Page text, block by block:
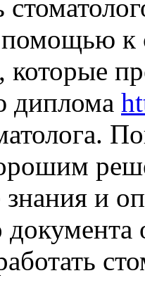
помощью
которые
диплома
и